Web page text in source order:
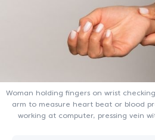
Woman holding fingers on wrist
arm to measure heart beat or blood
working at computer, pressing vein